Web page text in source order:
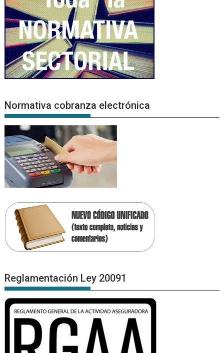
Normativa cobranza electrónica
Reglamentación Ley 20091